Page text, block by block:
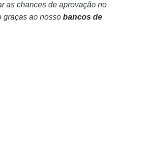
as chances de aprovação no
graças ao nosso bancos de